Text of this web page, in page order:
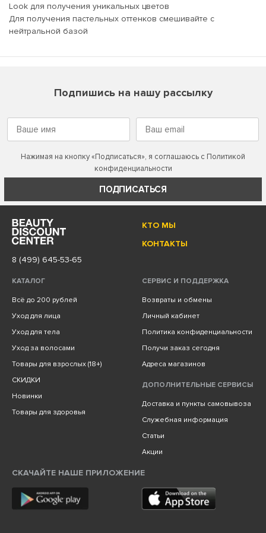
Look для получения уникальных цветов
Для получения пастельных оттенков смешивайте с
нейтральной базой
Подпишись на нашу рассылку
Нажимая на кнопку «Подписаться», я соглашаюсь с Политикой
конфиденциальности
ПОДПИСАТЬСЯ
КТО МЫ
КОНТАКТЫ
8 (499) 645-53-65
КАТАЛОГ
Всё до 200 рублей
Уход для лица
Уход для тела
Уход за волосами
Товары для взрослых (18+)
СКИДКИ
Новинки
Товары для здоровья
СЕРВИС И ПОДДЕРЖКА
Возвраты и обмены
Личный кабинет
Политика конфиденциальности
Получи заказ сегодня
Адреса магазинов
ДОПОЛНИТЕЛЬНЫЕ СЕРВИСЫ
Доставка и пункты самовывоза
Служебная информация
Статьи
Акции
СКАЧАЙТЕ НАШЕ ПРИЛОЖЕНИЕ